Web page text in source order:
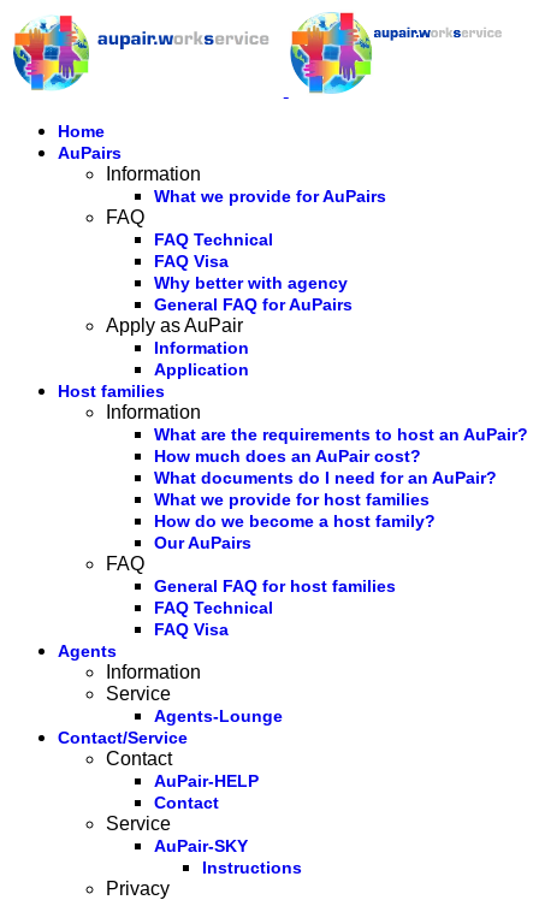
Home
AuPairs
Information
What we provide for AuPairs
FAQ
FAQ Technical
FAQ Visa
Why better with agency
General FAQ for AuPairs
Apply as AuPair
Information
Application
Host families
Information
What are the requirements to host an AuPair?
How much does an AuPair cost?
What documents do I need for an AuPair?
What we provide for host families
How do we become a host family?
Our AuPairs
FAQ
General FAQ for host families
FAQ Technical
FAQ Visa
Agents
Information
Service
Agents-Lounge
Contact/Service
Contact
AuPair-HELP
Contact
Service
AuPair-SKY
Instructions
Privacy